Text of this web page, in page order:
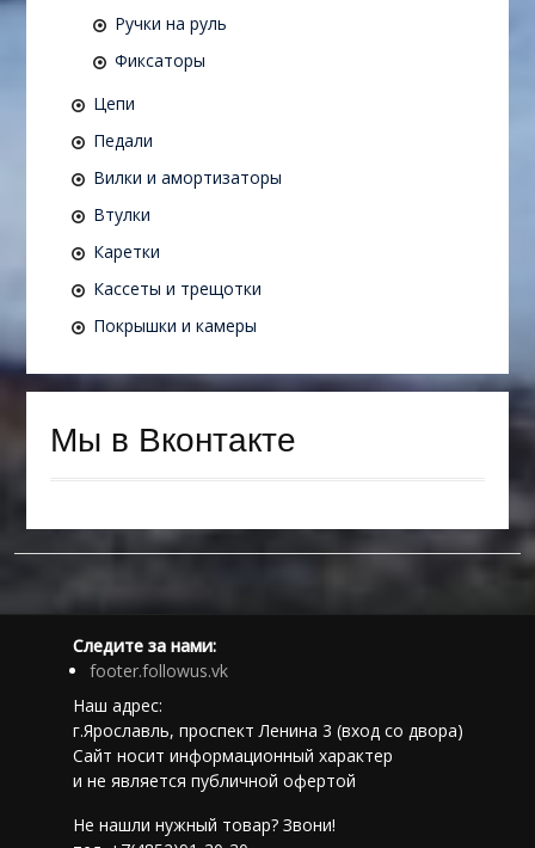
Ручки на руль
Фиксаторы
Цепи
Педали
Вилки и амортизаторы
Втулки
Каретки
Кассеты и трещотки
Покрышки и камеры
Мы в Вконтакте
Следите за нами:
footer.followus.vk
Наш адрес:
г.Ярославль, проспект Ленина 3 (вход со двора)
Сайт носит информационный характер
и не является публичной офертой
Не нашли нужный товар? Звони!